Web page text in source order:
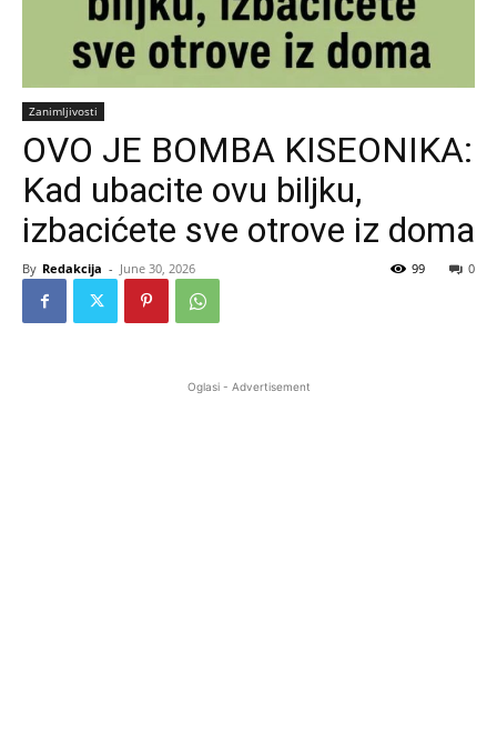
Zanimljivosti
OVO JE BOMBA KISEONIKA:
Kad ubacite ovu biljku,
izbacićete sve otrove iz doma
By Redakcija - June 30, 2026 0
99
Oglasi - Advertisement